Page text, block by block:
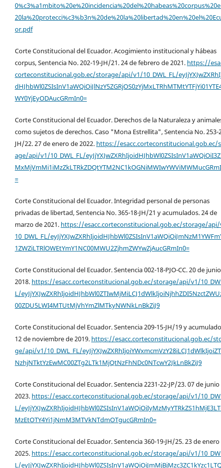
or.pdf
Corte Constitucional del Ecuador. Acogimiento institucional y hábeas
corpus, Sentencia No. 202-19-JH/21. 24 de febrero de 2021. https://
corteconstitucional.gob.ec/storage/api/v1/10_DWL_FL/
WY0YjEyODAucGRmIn0=
Corte Constitucional del Ecuador. Derechos de la Naturaleza y
como sujetos de derechos. Caso "Mona Estrellita", Sentencia No. 253-
JH/22. 27 de enero de 2022. https://esacc.corteconstitucional.gob.ec/
age/api/v1/10_DWL_FL/
=
Corte Constitucional del Ecuador. Integridad personal de personas
privadas de libertad, Sentencia No. 365-18-JH/21 y acumulados. 24 de
marzo de 2021. https://esacc.corteconstitucional.gob.ec/storage/
10_DWL_FL/
1ZWZiLTRlOWEtYmY1NC00MWU2ZjhmZWYwZjAucGRmIn0=
Corte Constitucional del Ecuador. Sentencia 002-18-PJO-CC. 20 de
2018. https://esacc.corteconstitucional.gob.ec/storage/api/v1/
L/
00ZDU5LWI4MTUtMjVhYmZlMTkyNWNkLnBkZiJ9
Corte Constitucional del Ecuador. Sentencia 209-15-JH/19 y
12 de noviembre de 2019. https://esacc.corteconstitucional.gob.ec/
ge/api/v1/10_DWL_FL/
NzhjNTktYzEwMC00ZTg2LTk1MjQtNzFhNDc0NTcwY2JkLnBkZiJ9
Corte Constitucional del Ecuador. Sentencia 2231-22-JP/23. 07 de junio
2023. https://esacc.corteconstitucional.gob.ec/storage/api/v1/
L/
MzEtOTY4Yi1jNmM3MTVkNTdmOTgucGRmIn0=
Corte Constitucional del Ecuador. Sentencia 360-19-JH/25. 23 de enero
2025. https://esacc.corteconstitucional.gob.ec/storage/api/v1/
L/